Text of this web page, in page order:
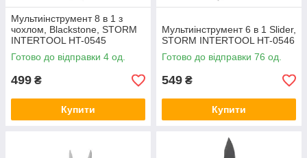
Мультиінструмент 8 в 1 з
чохлом, Blackstone, STORM
INTERTOOL HT-0545
Готово до відправки 4 од.
499 ₴
Купити
Мультиінструмент 6 в 1 Slider,
STORM INTERTOOL HT-0546
Готово до відправки 76 од.
549 ₴
Купити